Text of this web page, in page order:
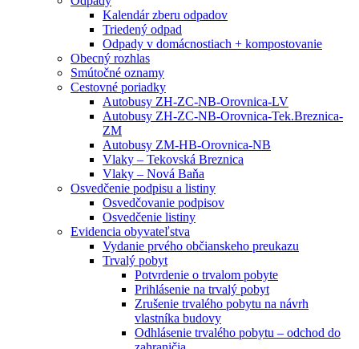
Kalendár zberu odpadov
Triedený odpad
Odpady v domácnostiach + kompostovanie
Obecný rozhlas
Smútočné oznamy
Cestovné poriadky
Autobusy ZH-ZC-NB-Orovnica-LV
Autobusy ZH-ZC-NB-Orovnica-Tek.Breznica-
ZM
Autobusy ZM-HB-Orovnica-NB
Vlaky – Tekovská Breznica
Vlaky – Nová Baňa
Osvedčenie podpisu a listiny
Osvedčovanie podpisov
Osvedčenie listiny
Evidencia obyvateľstva
Vydanie prvého občianskeho preukazu
Trvalý pobyt
Potvrdenie o trvalom pobyte
Prihlásenie na trvalý pobyt
Zrušenie trvalého pobytu na návrh
vlastníka budovy
Odhlásenie trvalého pobytu – odchod do